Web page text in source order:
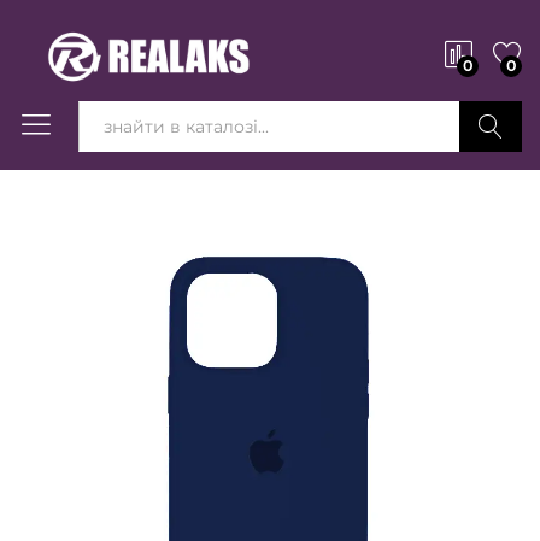
0 0
Вперед!